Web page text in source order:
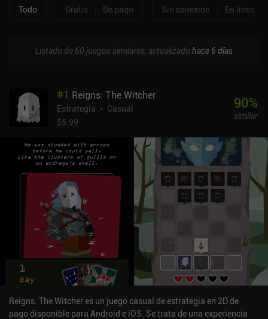
Todo Gratis De pago Sin conexión En línea
Listado de 60 juegos similares, actualizado hace 6 días
#1 Reigns: The Witcher
Estrategia
Casual
$5.99
90%
similar
Reigns: The Witcher es un juego casual de estrategia en 2D de
pago disponible para Android e iOS. Se trata de una experiencia